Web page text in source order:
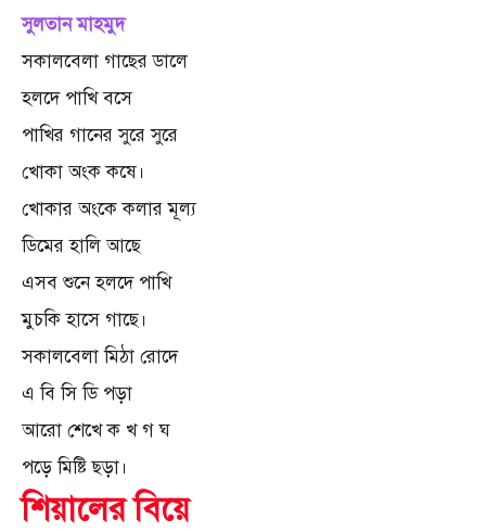
সুলতান মাহমুদ
সকালবেলা গাছের ডালে
হলদে পাখি বসে
পাখির গানের সুরে সুরে
খোকা অংক কষে।
খোকার অংকে কলার মূল্য
ডিমের হালি আছে
এসব শুনে হলদে পাখি
মুচকি হাসে গাছে।
সকালবেলা মিঠা রোদে
এ বি সি ডি পড়া
আরো শেখে ক খ গ ঘ
পড়ে মিষ্টি ছড়া।
শিয়ালের বিয়ে